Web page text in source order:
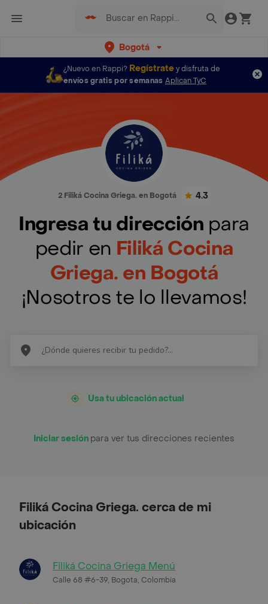
Bogotá
¿Nuevo en Rappi? Regístratey disfruta de
envíos gratis por semanas Aplican TyC
2 Filiká Cocina Griega. en Bogotá 4.3
Ingresa tu dirección para
pedir en Filiká Cocina
Griega. en Bogotá
¡Nosotros te lo llevamos!
Usa tu ubicación actual
Iniciar sesión para ver tus direcciones recientes
Filiká Cocina Griega. cerca de mi
ubicación
Filiká Cocina Griega Menú
Calle 68 #6-39, Bogota, Colombia